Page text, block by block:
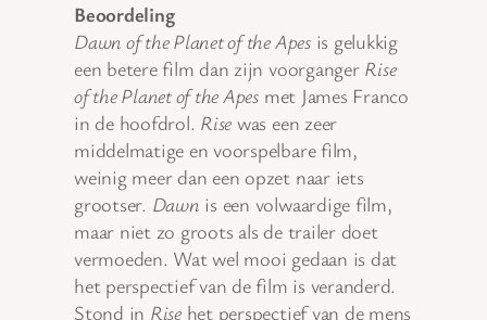
Beoordeling
Dawn of the Planet of the Apesis gelukkig
een betere film dan zijn voorganger Rise
of the Planet of the Apes met James Franco
in de hoofdrol. Rise was een zeer
middelmatige en voorspelbare film,
weinig meer dan een opzet naar iets
grootser. Dawn is een volwaardige film,
maar niet zo groots als de trailer doet
vermoeden. Wat wel mooi gedaan is dat
het perspectief van de film is veranderd.
Stond in Risehet perspectief van de mens